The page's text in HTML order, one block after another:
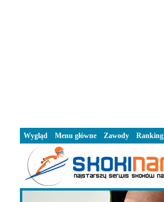
Wygląd Menu główne Zawody